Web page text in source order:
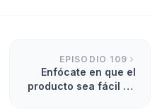
EPISODIO 109
Enfócate en que el
producto sea fácil de